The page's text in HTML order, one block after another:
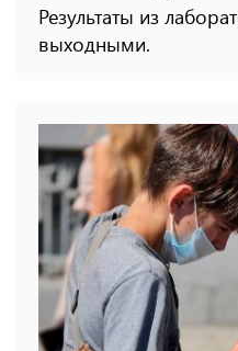
Результаты из
выходными.